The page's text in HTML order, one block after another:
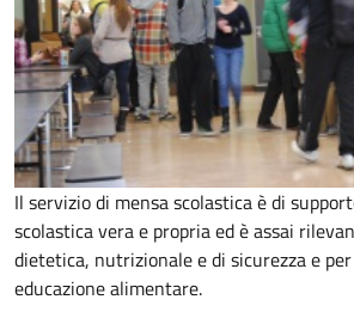
Il servizio di mensa scolastica è di
scolastica vera e propria ed è assai
dietetica, nutrizionale e di sicurezza e
educazione alimentare.